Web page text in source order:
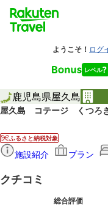
鹿児島県屋久島
屋久島 コテージ くつろ
ふるさと納税対象
施設紹介 プラン
クチコミ
総合評価